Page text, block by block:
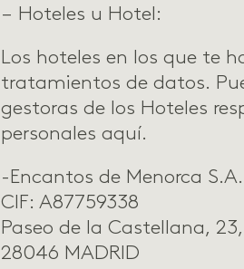
– Hoteles u Hotel:
Los hoteles en los que te
tratamientos de datos.
gestoras de los Hoteles
personales aquí.
-Encantos de Menorca S.A.
CIF: A87759338
Paseo de la Castellana, 23,
28046 MADRID